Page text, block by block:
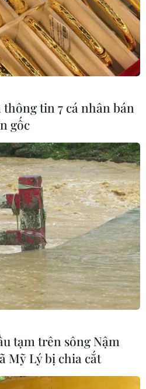
tin 7 cá nhân bán
gốc
tạm trên sông Nậm
Mỹ Lý bị chia cắt